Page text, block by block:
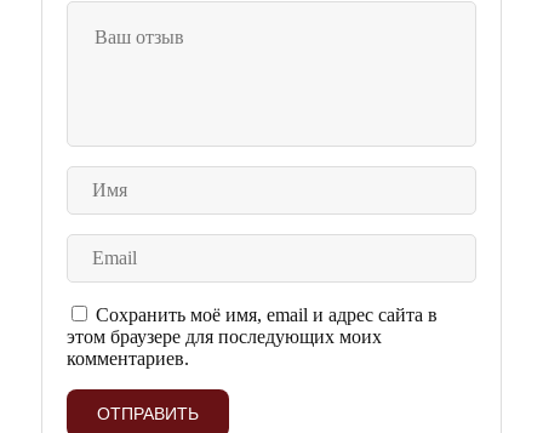
Сохранить моё имя, email и адрес сайта в
этом браузере для последующих моих
комментариев.